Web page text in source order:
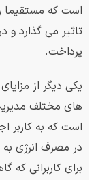
است که مستقیما
تاثیر می گذارد
پرداخت.
یکی دیگر از
های مختلف
است که به کاربر
در مصرف انرژی
برای کاربرانی که